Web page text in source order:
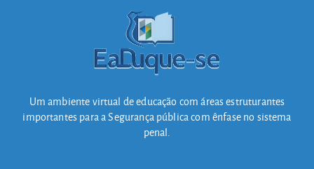
Um ambiente virtual de educação com áreas estruturantes
importantes para a Segurança pública com ênfase no sistema
penal.